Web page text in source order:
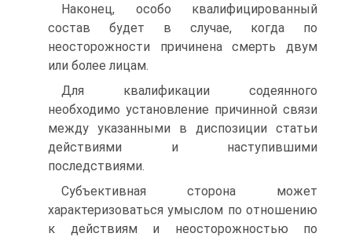
Наконец, особо квалифицированный
состав будет в случае, когда по
неосторожности причинена смерть двум
или более лицам.
Для квалификации содеянного
необходимо установление причинной связи
между указанными в диспозиции статьи
действиями и наступившими
последствиями.
Субъективная сторона может
характеризоваться умыслом по отношению
к действиям и неосторожностью по